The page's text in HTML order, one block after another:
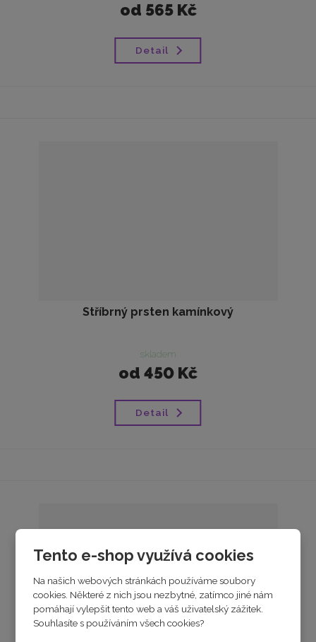
Tento e-shop využívá cookies
Na našich webových stránkách používáme soubory
cookies. Některé z nich jsou nezbytné, zatímco jiné nám
pomáhají vylepšit tento web a váš uživatelský zážitek.
Souhlasíte s používáním všech cookies?
od 565 Kč
Detail
Stříbrný prsten kamínkový
skladem
od 450 Kč
Detail